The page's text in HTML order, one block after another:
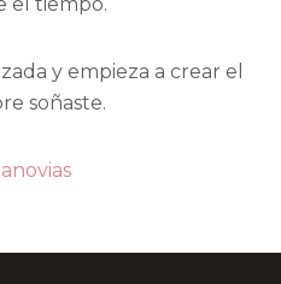
y empieza a crear el
soñaste.